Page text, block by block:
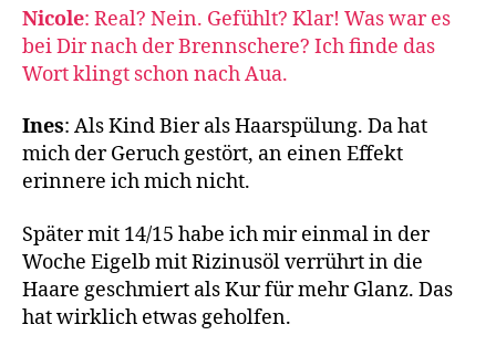
Nicole: Real? Nein. Gefühlt? Klar! Was war es
bei Dir nach der Brennschere? Ich finde das
Wort klingt schon nach Aua.
Ines: Als Kind Bier als Haarspülung. Da hat
mich der Geruch gestört, an einen Effekt
erinnere ich mich nicht.
Später mit 14/15 habe ich mir einmal in der
Woche Eigelb mit Rizinusöl verrührt in die
Haare geschmiert als Kur für mehr Glanz. Das
hat wirklich etwas geholfen.